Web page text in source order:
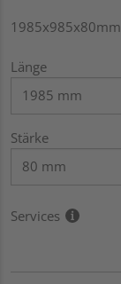
Länge
Stärke
Services